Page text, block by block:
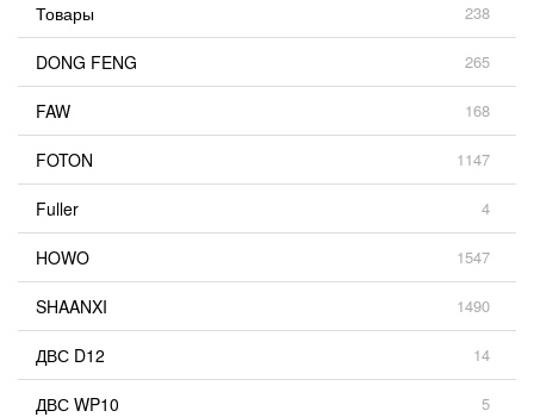
Товары
238
DONG FENG 265
FAW 168
FOTON 1147
Fuller 4
HOWO 1547
SHAANXI 1490
ДВС D12 14
ДВС WP10 5